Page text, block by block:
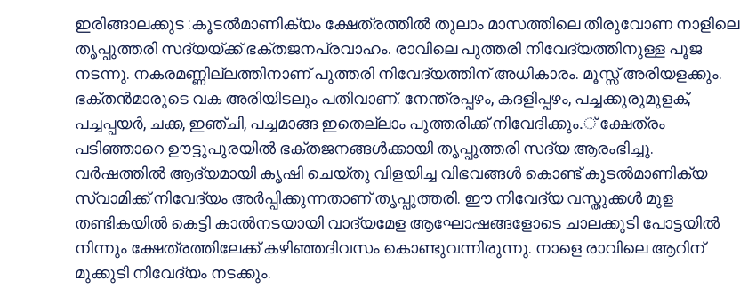
ഇരിങ്ങാലക്കുട :കൂടല്‍മാണിക്യം ക്ഷേത്രത്തില്‍ തുലാം മാസത്തിലെ തിരുവോണ നാളിലെ
തൃപ്പുത്തരി സദ്യയ്ക്ക് ഭക്തജനപ്രവാഹം. രാവിലെ പുത്തരി നിവേദ്യത്തിനുള്ള പൂജ
നടന്നു. നകരമണ്ണില്ലത്തിനാണ് പുത്തരി നിവേദ്യത്തിന് അധികാരം. മൂസ്സ് അരിയളക്കും.
ഭക്തന്‍മാരുടെ വക അരിയിടലും പതിവാണ്. നേന്ത്രപ്പഴം, കദളിപ്പഴം, പച്ചക്കുരുമുളക്,
പച്ചപ്പയര്‍, ചക്ക, ഇഞ്ചി, പച്ചമാങ്ങ ഇതെല്ലാം പുത്തരിക്ക് നിവേദിക്കും.് ക്ഷേത്രം
പടിഞ്ഞാറെ ഊട്ടുപുരയില്‍ ഭക്തജനങ്ങള്‍ക്കായി തൃപ്പുത്തരി സദ്യ ആരംഭിച്ചു.
വര്‍ഷത്തില്‍ ആദ്യമായി കൃഷി ചെയ്തു വിളയിച്ച വിഭവങ്ങള്‍ കൊണ്ട് കൂടല്‍മാണിക്യ
സ്വാമിക്ക് നിവേദ്യം അര്‍പ്പിക്കുന്നതാണ് തൃപ്പുത്തരി. ഈ നിവേദ്യ വസ്തുക്കള്‍ മുള
തണ്ടികയില്‍ കെട്ടി കാല്‍നടയായി വാദ്യമേള ആഘോഷങ്ങളോടെ ചാലക്കുടി പോട്ടയില്‍
നിന്നും ക്ഷേത്രത്തിലേക്ക് കഴിഞ്ഞദിവസം കൊണ്ടുവന്നിരുന്നു. നാളെ രാവിലെ ആറിന്
മുക്കുടി നിവേദ്യം നടക്കും.